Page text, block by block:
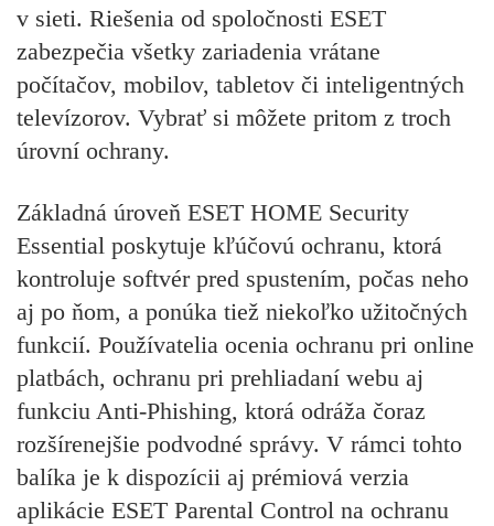
v sieti. Riešenia od spoločnosti ESET
zabezpečia všetky zariadenia vrátane
počítačov, mobilov, tabletov či inteligentných
televízorov. Vybrať si môžete pritom z troch
úrovní ochrany.
Základná úroveň ESET HOME Security
Essential poskytuje kľúčovú ochranu, ktorá
kontroluje softvér pred spustením, počas neho
aj po ňom, a ponúka tiež niekoľko užitočných
funkcií. Používatelia ocenia ochranu pri online
platbách, ochranu pri prehliadaní webu aj
funkciu Anti-Phishing, ktorá odráža čoraz
rozšírenejšie podvodné správy. V rámci tohto
balíka je k dispozícii aj prémiová verzia
aplikácie ESET Parental Control na ochranu